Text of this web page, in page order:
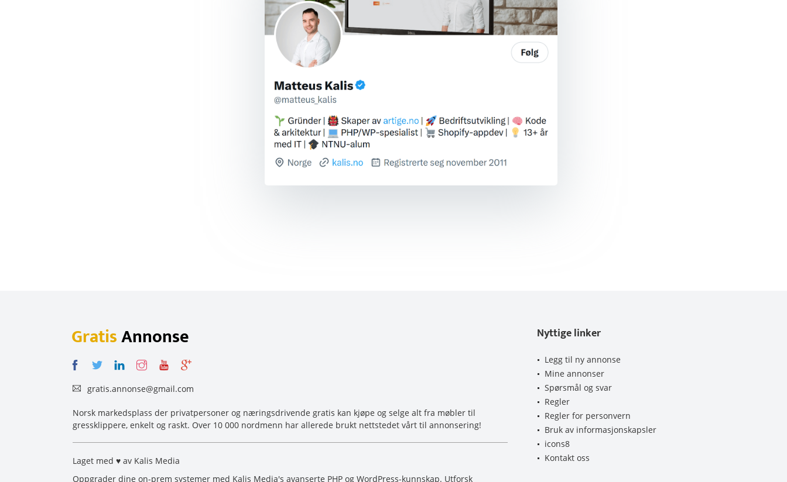
GratisAnnonse
gratis.annonse@gmail.com
Norsk markedsplass der privatpersoner og næringsdrivende gratis kan kjøpe og selge alt fra møbler til
gressklippere, enkelt og raskt. Over 10 000 nordmenn har allerede brukt nettstedet vårt til annonsering!
Laget med ♥ av Kalis Media
Oppgrader dine on-prem systemer med Kalis Media's avanserte PHP og WordPress-kunnskap. Utforsk
Nyttige linker
Legg til ny annonse
Mine annonser
Spørsmål og svar
Regler
Regler for personvern
Bruk av informasjonskapsler
icons8
Kontakt oss